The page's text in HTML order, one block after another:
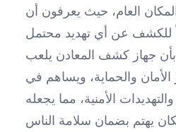
العام، حيث يعرفون أن
جهاز كشف المعادن يلعب
الأمان والحماية، ويساهم في
الأمنية، مما يجعله
يهتم بضمان سلامة الناس